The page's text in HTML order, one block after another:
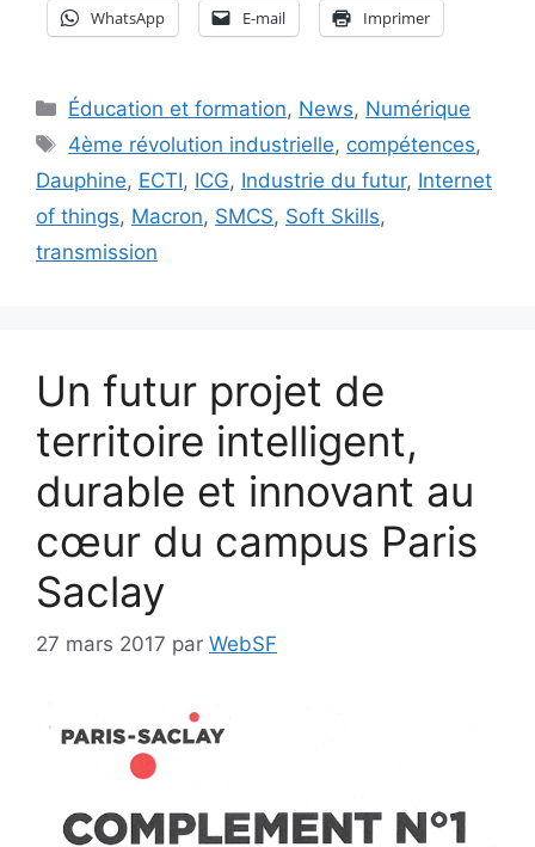
WhatsApp E-mail Imprimer
Catégories
Éducation et formation, News, Numérique
Étiquettes
4ème révolution industrielle, compétences,
Dauphine, ECTI, ICG, Industrie du futur, Internet
of things, Macron, SMCS, Soft Skills,
transmission
Un futur projet de
territoire intelligent,
durable et innovant au
cœur du campus Paris
Saclay
27 mars 2017 par WebSF